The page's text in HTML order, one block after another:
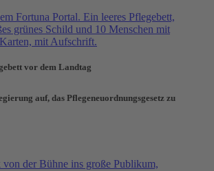
vor dem Landtag
auf, das Pflegeneuordnungsgesetz zu